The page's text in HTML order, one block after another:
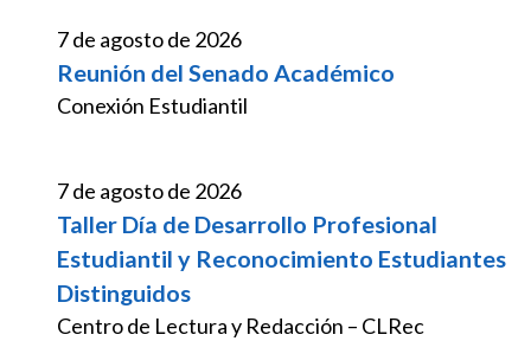
7 de agosto de 2026
Reunión del Senado Académico
Conexión Estudiantil
7 de agosto de 2026
Taller Día de Desarrollo Profesional
Estudiantil y Reconocimiento Estudiantes
Distinguidos
Centro de Lectura y Redacción – CLRec